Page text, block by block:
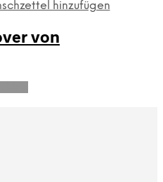
gewählt
mehrere
auf.
Die
auf
hinzufügen
von
Dieses